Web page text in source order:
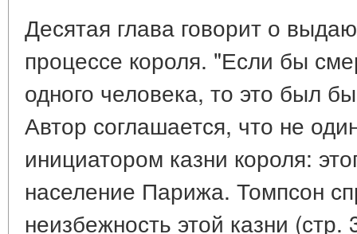
Десятая глава говорит о
процессе короля. "Если бы
одного человека, то это был
Автор соглашается, что не
инициатором казни короля:
население Парижа. Томпсон
неизбежность этой казни